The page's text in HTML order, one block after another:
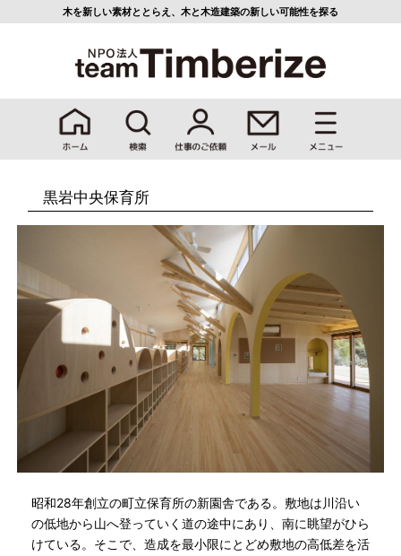
木を新しい素材ととらえ、 木と木造建築の新しい可能性を探る
黒岩中央保育所
昭和28年創立の町立保育所の新園舎である。敷地は川沿い
の低地から山へ登っていく道の途中にあり、南に眺望がひら
けている。そこで、造成を最小限にとどめ敷地の高低差を活